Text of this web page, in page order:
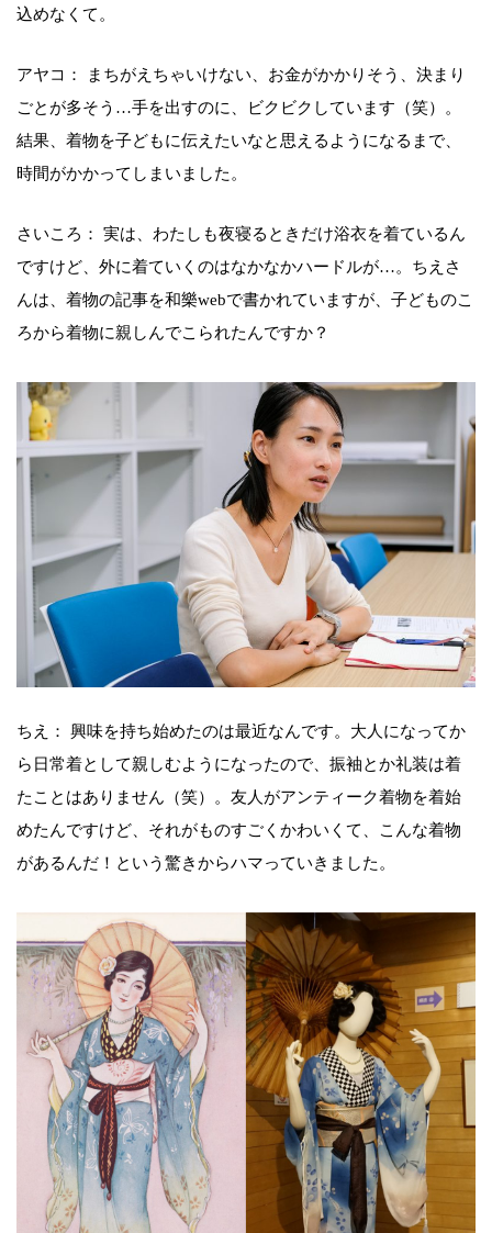
込めなくて。
アヤコ： まちがえちゃいけない、お金がかかりそう、決まり
ごとが多そう…手を出すのに、ビクビクしています（笑）。
結果、着物を子どもに伝えたいなと思えるようになるまで、
時間がかかってしまいました。
さいころ： 実は、わたしも夜寝るときだけ浴衣を着ているん
ですけど、外に着ていくのはなかなかハードルが…。ちえさ
んは、着物の記事を和樂webで書かれていますが、子どものこ
ろから着物に親しんでこられたんですか？
ちえ： 興味を持ち始めたのは最近なんです。大人になってか
ら日常着として親しむようになったので、振袖とか礼装は着
たことはありません（笑）。友人がアンティーク着物を着始
めたんですけど、それがものすごくかわいくて、こんな着物
があるんだ！という驚きからハマっていきました。